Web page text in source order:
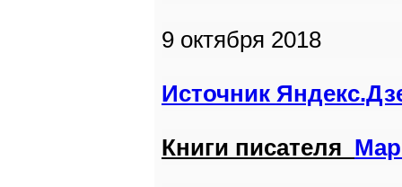
9 октября 2018
Источник
Книги писателя